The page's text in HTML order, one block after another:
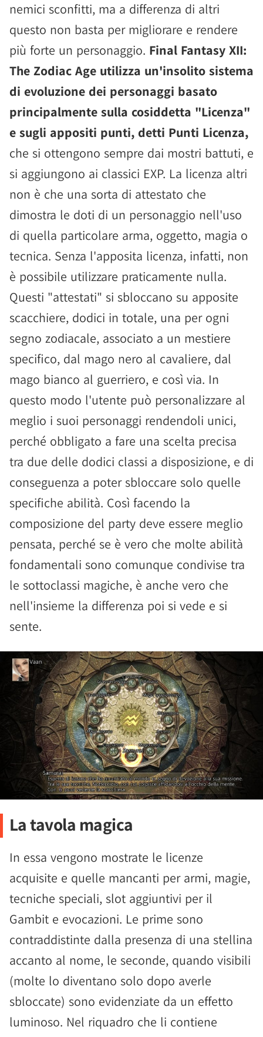
nemici sconfitti, ma a differenza di altri
questo non basta per migliorare e rendere
più forte un personaggio. Final Fantasy XII:
The Zodiac Age utilizza un'insolito sistema
di evoluzione dei personaggi basato
principalmente sulla cosiddetta "Licenza"
e sugli appositi punti, detti Punti Licenza,
che si ottengono sempre dai mostri battuti, e
si aggiungono ai classici EXP. La licenza altri
non è che una sorta di attestato che
dimostra le doti di un personaggio nell'uso
di quella particolare arma, oggetto, magia o
tecnica. Senza l'apposita licenza, infatti, non
è possibile utilizzare praticamente nulla.
Questi "attestati" si sbloccano su apposite
scacchiere, dodici in totale, una per ogni
segno zodiacale, associato a un mestiere
specifico, dal mago nero al cavaliere, dal
mago bianco al guerriero, e così via. In
questo modo l'utente può personalizzare al
meglio i suoi personaggi rendendoli unici,
perché obbligato a fare una scelta precisa
tra due delle dodici classi a disposizione, e di
conseguenza a poter sbloccare solo quelle
specifiche abilità. Così facendo la
composizione del party deve essere meglio
pensata, perché se è vero che molte abilità
fondamentali sono comunque condivise tra
le sottoclassi magiche, è anche vero che
nell'insieme la differenza poi si vede e si
sente.
La tavola magica
In essa vengono mostrate le licenze
acquisite e quelle mancanti per armi, magie,
tecniche speciali, slot aggiuntivi per il
Gambit e evocazioni. Le prime sono
contraddistinte dalla presenza di una stellina
accanto al nome, le seconde, quando visibili
(molte lo diventano solo dopo averle
sbloccate) sono evidenziate da un effetto
luminoso. Nel riquadro che li contiene